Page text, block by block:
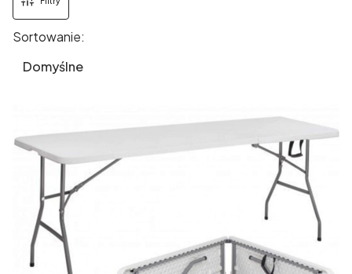
Lista produktów
Sortowanie:
Domyślne